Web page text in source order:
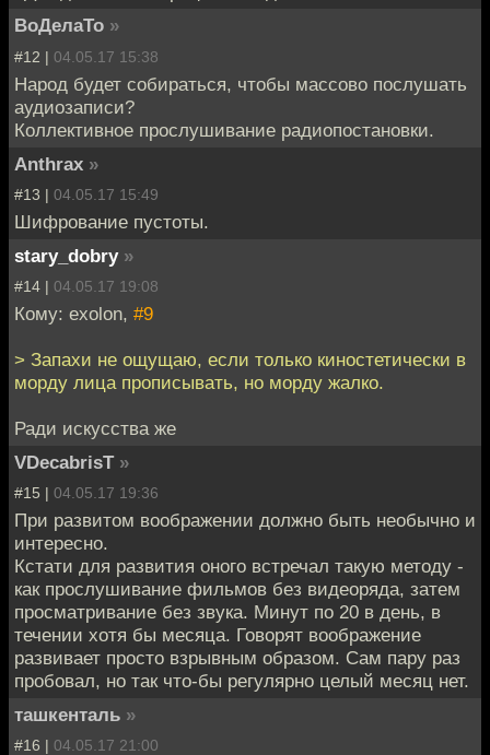
ВоДелаТо »
#12 | 04.05.17 15:38
Народ будет собираться, чтобы массово послушать
аудиозаписи?
Коллективное прослушивание радиопостановки.
Anthrax »
#13 | 04.05.17 15:49
Шифрование пустоты.
stary_dobry »
#14 | 04.05.17 19:08
Кому: exolon, #9
> Запахи не ощущаю, если только киностетически в
морду лица прописывать, но морду жалко.
Ради искусства же
VDecabrisT »
#15 | 04.05.17 19:36
При развитом воображении должно быть необычно и
интересно.
Кстати для развития оного встречал такую методу -
как прослушивание фильмов без видеоряда, затем
просматривание без звука. Минут по 20 в день, в
течении хотя бы месяца. Говорят воображение
развивает просто взрывным образом. Сам пару раз
пробовал, но так что-бы регулярно целый месяц нет.
ташкенталь »
#16 | 04.05.17 21:00